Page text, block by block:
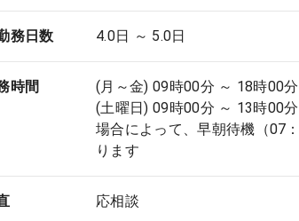
務日数 4.0日 ～ 5.0日
時間
(月～金) 09時00分 ～ 18時00分
(土曜日) 09時00分 ～ 13時00分
場合によって、早朝待機（07
ります
応相談